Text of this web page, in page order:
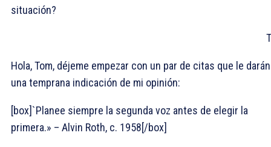
situación?
Hola, Tom, déjeme empezar con un par de citas que le darán
una temprana indicación de mi opinión:
[box]`Planee siempre la segunda voz antes de elegir la
primera.» – Alvin Roth, c. 1958[/box]